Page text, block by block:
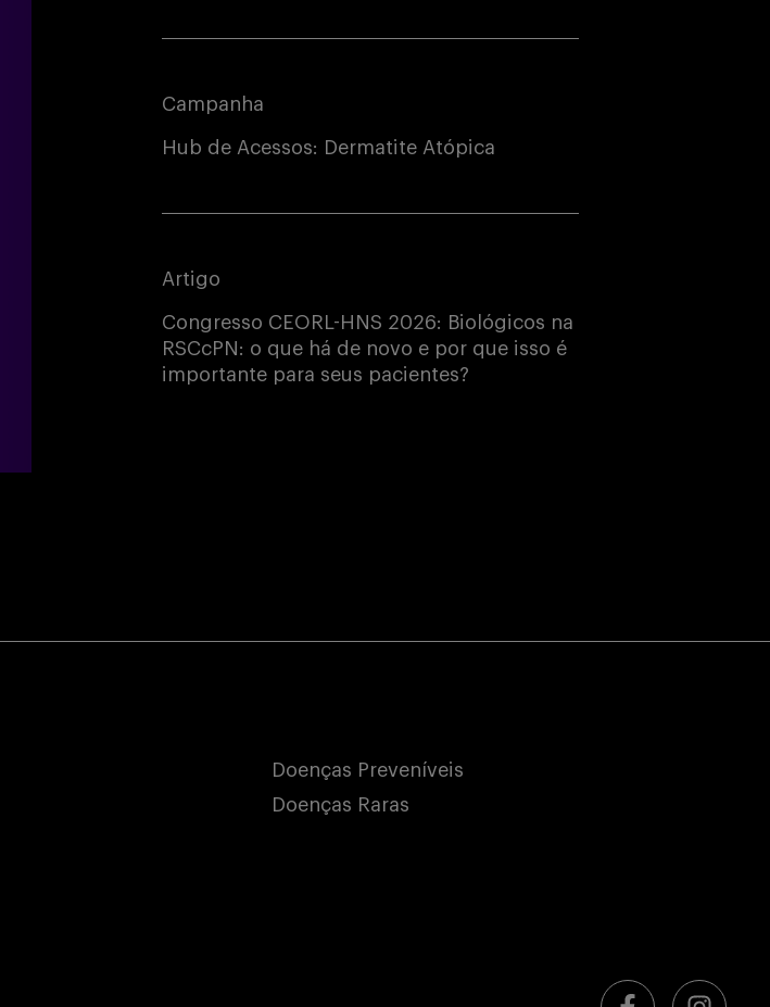
Campanha
Hub de Acessos: Dermatite Atópica
Artigo
Congresso CEORL-HNS 2026: Biológicos na
RSCcPN: o que há de novo e por que isso é
importante para seus pacientes?
Doenças Preveníveis
Doenças Raras